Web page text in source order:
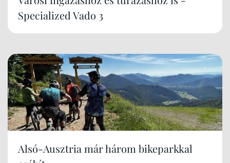
Specialized Vado 3
Alsó-Ausztria már három bikeparkkal